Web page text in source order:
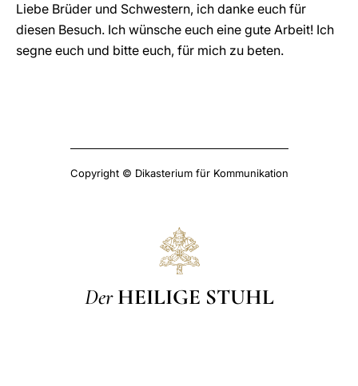
Liebe Brüder und Schwestern, ich danke euch für
diesen Besuch. Ich wünsche euch eine gute Arbeit! Ich
segne euch und bitte euch, für mich zu beten.
Copyright © Dikasterium für Kommunikation
Der HEILIGE STUHL